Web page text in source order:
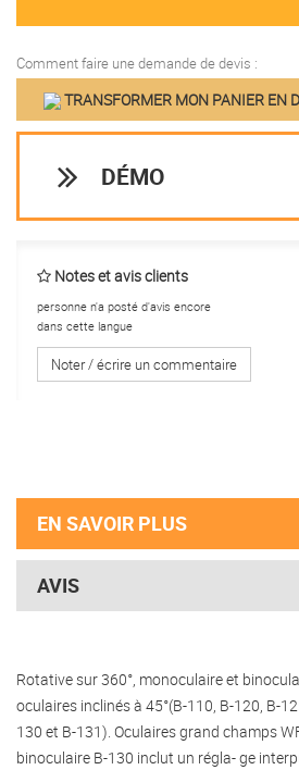
Comment faire une demande de devis :
TRANSFORMER MON PANIER EN
DÉMO
Notes et avis clients
personne n'a posté d'avis encore
dans cette langue
Noter / écrire un commentaire
EN SAVOIR PLUS
AVIS
Rotative sur 360°, monoculaire et
oculaires inclinés à 45°(B-110, B-120, B-
130 et B-131). Oculaires grand champs
binoculaire B-130 inclut un régla- ge